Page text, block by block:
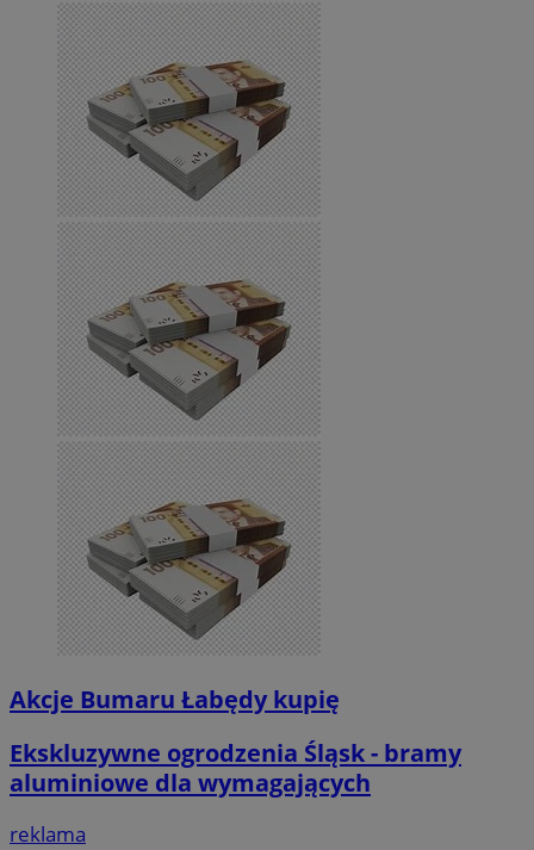
Akcje Bumaru Łabędy kupię
Ekskluzywne ogrodzenia Śląsk - bramy
aluminiowe dla wymagających
reklama